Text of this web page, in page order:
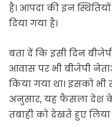
है। आपदा की इन
दिया गया है।
बता दें कि इसी दिन
आवास पर भी बीजेपी
किया गया था। इसको भी
अनुसार, यह फैसला देश
तबाही को देखते हुए लिया